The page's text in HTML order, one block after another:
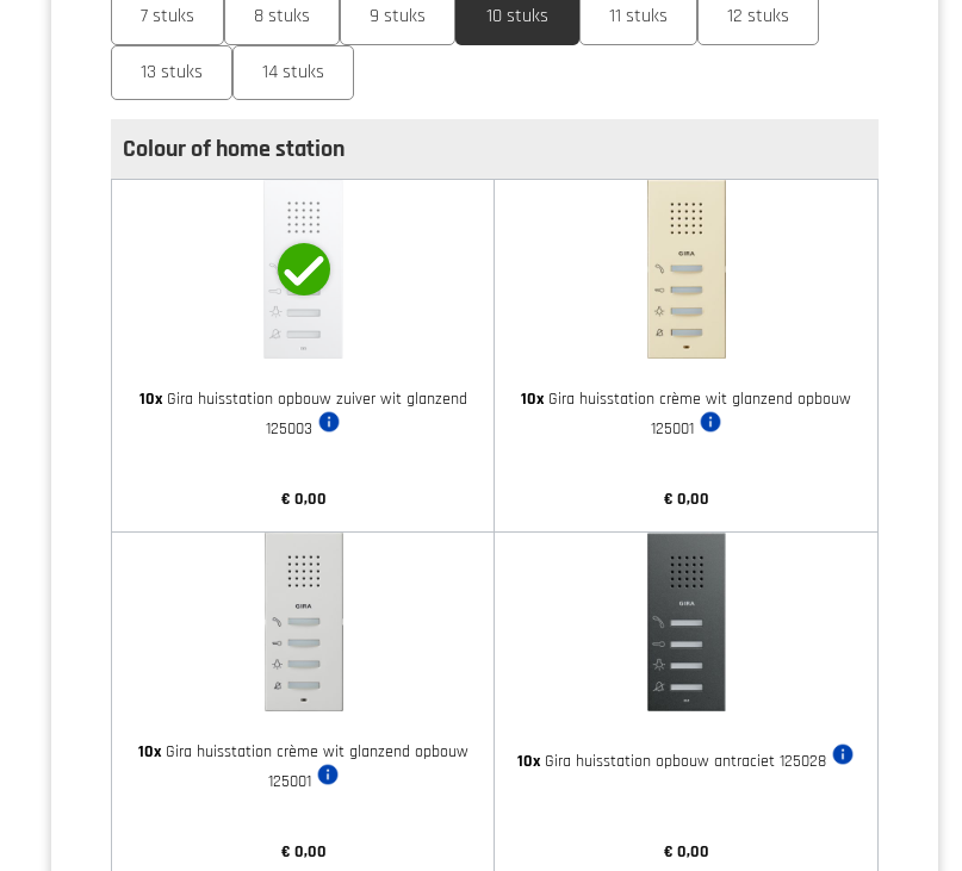
7 stuks 8 stuks 9 stuks 10 stuks 11 stuks 12 stuks
13 stuks 14 stuks
Colour of home station
10x Gira huisstation opbouw zuiver wit glanzend
125003
€ 0,00
10x Gira huisstation crème wit glanzend opbouw
125001
€ 0,00
10x Gira huisstation crème wit glanzend opbouw
125001
€ 0,00
10x Gira huisstation opbouw antraciet 125028
€ 0,00